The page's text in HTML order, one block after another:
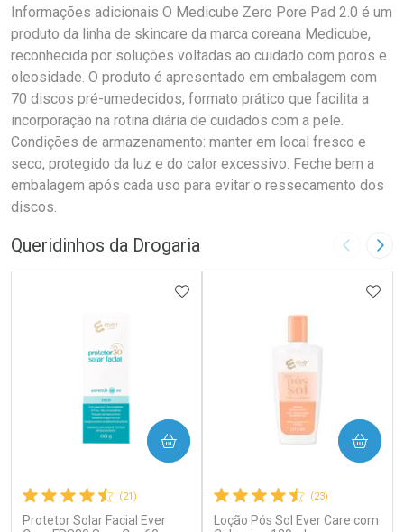
Informações adicionais O Medicube Zero Pore Pad 2.0 é um
produto da linha de skincare da marca coreana Medicube,
reconhecida por soluções voltadas ao cuidado com poros e
oleosidade. O produto é apresentado em embalagem com
70 discos pré-umedecidos, formato prático que facilita a
incorporação na rotina diária de cuidados com a pele.
Condições de armazenamento: manter em local fresco e
seco, protegido da luz e do calor excessivo. Feche bem a
embalagem após cada uso para evitar o ressecamento dos
discos.
Queridinhos da Drogaria Imagem
(21)
Protetor Solar Facial Ever
ADICIONAR AOS FAVORITOS
COMPRAR
(23)
Loção Pós Sol Ever Care com
COMPRAR